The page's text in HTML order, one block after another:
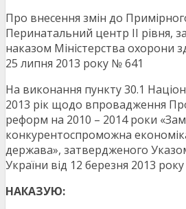
Про внесення змін до
Перинатальний центр ІІ рівня,
наказом Міністерства охорони
25 липня 2013 року № 641
На виконання пункту 30.1
2013 рік щодо впровадження
реформ на 2010 – 2014 роки
конкурентоспроможна
держава», затвердженого
України від 12 березня 2013
НАКАЗУЮ: